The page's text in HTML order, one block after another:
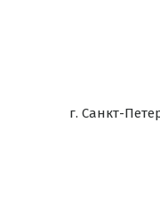
г. Санкт-